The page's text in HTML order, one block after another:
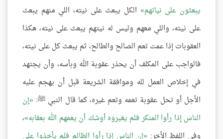
يبعثون على نياتهم
الكل يبعث على نيته، اللي منهم يبعث
على نيته، واللي معهم وليس له نيتهم يبعث على نيته، هكذا
العقوبات إذا عمت تعم الصالح والطالح، ثم يبعث كل على نيته،
فالواجب على المكلف أن يحذر عقوبة الله وبأسه، وأن يجتهد
في إخلاص العمل لله وموافقة الشريعة قبل أن يهجم عليه
الأجل أو تحل عقوبة تعمه وتعم غيره، كما قال النبي ﷺ: إن
الناس إذا رأوا المنكر فلم يغيروه أوشك أن يعمهم الله بعقابه ،
وفي اللفظ الأخر: إن الناس إذا رأوا الظالم فلم يأخذوا على